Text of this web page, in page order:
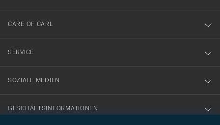
dig
till
vårt
nyhetsbrev!
CARE OF CARL
SERVICE
SOZIALE MEDIEN
GESCHÄFTSINFORMATIONEN